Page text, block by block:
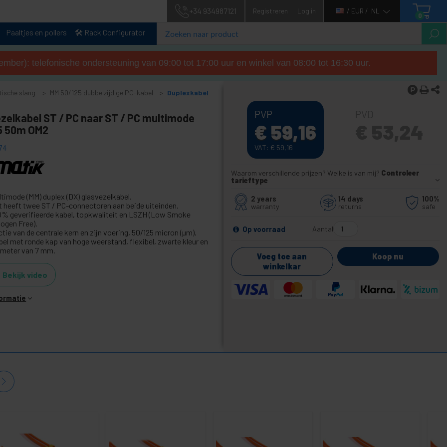
+34 934987121 Registreren Log in / EUR / NL
0
Paaltjes en pollers 🛠️ Rack Configurator
telefonische ondersteuning van 09:00 tot 17:00 uur en winkel van 08:00 tot 16:30 uur.
slang MM 50/125 dubbelzijdige PC-kabel
Duplexkabel
ST / PC naar ST / PC multimode
50m OM2
(MM) duplex (DX) glasvezelkabel.
heeft twee ST / PC-connectoren aan beide uiteinden.
geverifieerde kabel, topkwaliteit en LSZH (Low Smoke
Free).
van de centrale kern en zijn voering, 50/125 micron (µm).
met ronde kap van hoge weerstand, flexibel, zwarte kleur en
van 7 mm.
Bekijk video
PVP
€ 59,16
VAT: € 59,16
Waarom verschillende prijzen? Welke is van mij? Controleer
tarieftype
2 years
warranty
14 days
returns
100%
safe
Op voorraad Aantal
Voeg toe aan
winkelkar
Koop nu